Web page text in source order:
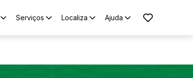
Serviços Localiza Ajuda